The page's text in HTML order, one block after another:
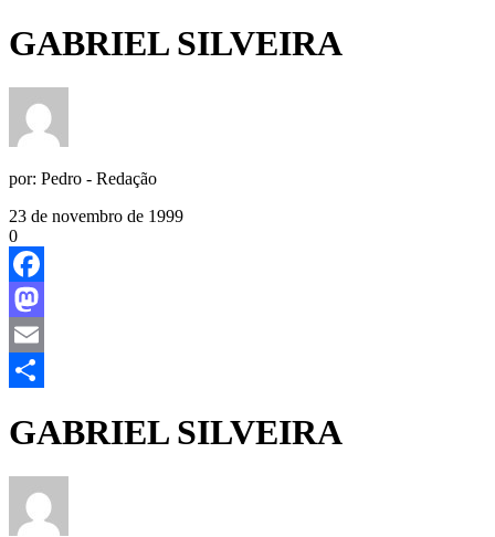
GABRIEL SILVEIRA
por: Pedro - Redação
23 de novembro de 1999
0
Facebook
Mastodon
Email
GABRIEL SILVEIRA